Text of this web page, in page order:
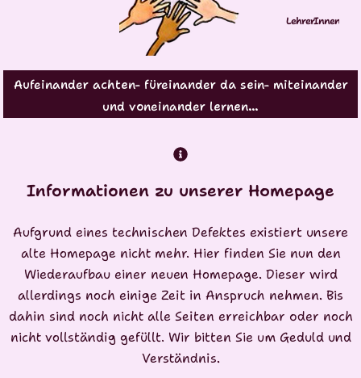
LehrerInnen
Aufeinander achten- füreinander da sein- miteinander
und voneinander lernen…
Informationen zu unserer Homepage
Aufgrund eines technischen Defektes existiert unsere
alte Homepage nicht mehr. Hier finden Sie nun den
Wiederaufbau einer neuen Homepage. Dieser wird
allerdings noch einige Zeit in Anspruch nehmen. Bis
dahin sind noch nicht alle Seiten erreichbar oder noch
nicht vollständig gefüllt. Wir bitten Sie um Geduld und
Verständnis.